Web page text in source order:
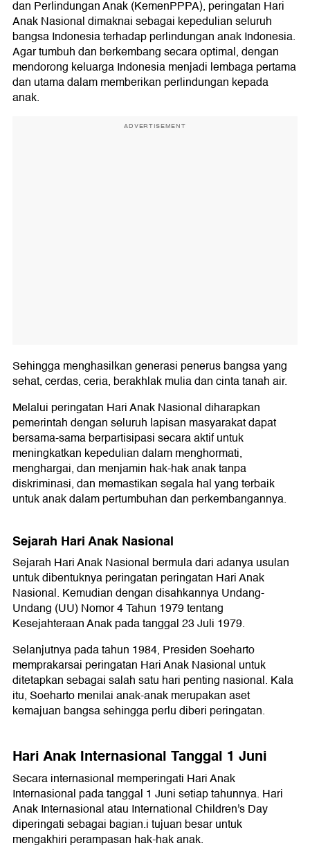
dan Perlindungan Anak (KemenPPPA), peringatan Hari
Anak Nasional dimaknai sebagai kepedulian seluruh
bangsa Indonesia terhadap perlindungan anak Indonesia.
Agar tumbuh dan berkembang secara optimal, dengan
mendorong keluarga Indonesia menjadi lembaga pertama
dan utama dalam memberikan perlindungan kepada
anak.
ADVERTISEMENT
Sehingga menghasilkan generasi penerus bangsa yang
sehat, cerdas, ceria, berakhlak mulia dan cinta tanah air.
Melalui peringatan Hari Anak Nasional diharapkan
pemerintah dengan seluruh lapisan masyarakat dapat
bersama-sama berpartisipasi secara aktif untuk
meningkatkan kepedulian dalam menghormati,
menghargai, dan menjamin hak-hak anak tanpa
diskriminasi, dan memastikan segala hal yang terbaik
untuk anak dalam pertumbuhan dan perkembangannya.
Sejarah Hari Anak Nasional
Sejarah Hari Anak Nasional bermula dari adanya usulan
untuk dibentuknya peringatan peringatan Hari Anak
Nasional. Kemudian dengan disahkannya Undang-
Undang (UU) Nomor 4 Tahun 1979 tentang
Kesejahteraan Anak pada tanggal 23 Juli 1979.
Selanjutnya pada tahun 1984, Presiden Soeharto
memprakarsai peringatan Hari Anak Nasional untuk
ditetapkan sebagai salah satu hari penting nasional. Kala
itu, Soeharto menilai anak-anak merupakan aset
kemajuan bangsa sehingga perlu diberi peringatan.
Hari Anak Internasional Tanggal 1 Juni
Secara internasional memperingati Hari Anak
Internasional pada tanggal 1 Juni setiap tahunnya. Hari
Anak Internasional atau International Children's Day
diperingati sebagai bagian.i tujuan besar untuk
mengakhiri perampasan hak-hak anak.